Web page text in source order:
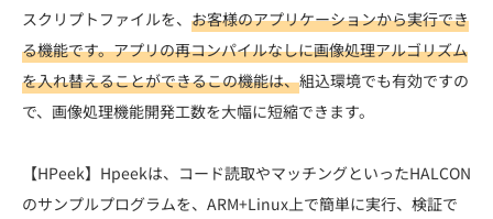
スクリプトファイルを、 お客様のアプリケーションから実行でき
る機能です。アプリの再コンパイルなしに画像処理アルゴリズム
を入れ替えることができるこの機能は、組込環境でも有効ですの
で、画像処理機能開発工数を大幅に短縮できます。
【HPeek】Hpeekは、コード読取やマッチングといったHALCON
のサンプルプログラムを、ARM+Linux上で簡単に実行、検証で